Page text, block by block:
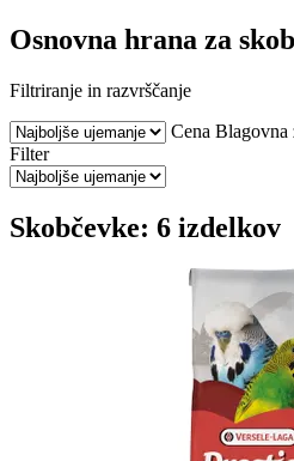
Osnovna hrana za
Filtriranje in razvrščanje
Cena Blagovna
Filter
Skobčevke: 6 izdelkov